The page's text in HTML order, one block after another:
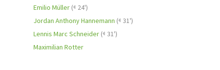
Emilio Müller ( 24')
Jordan Anthony Hannemann ( 31')
Lennis Marc Schneider ( 31')
Maximilian Rotter